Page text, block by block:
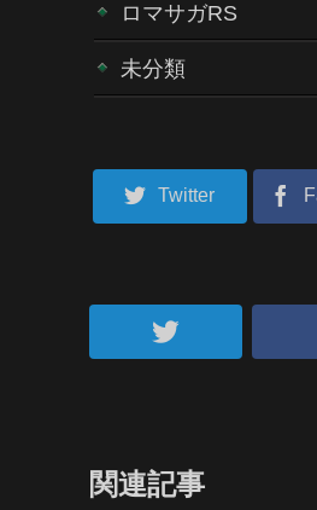
ロマサガRS
未分類
Twitter
関連記事